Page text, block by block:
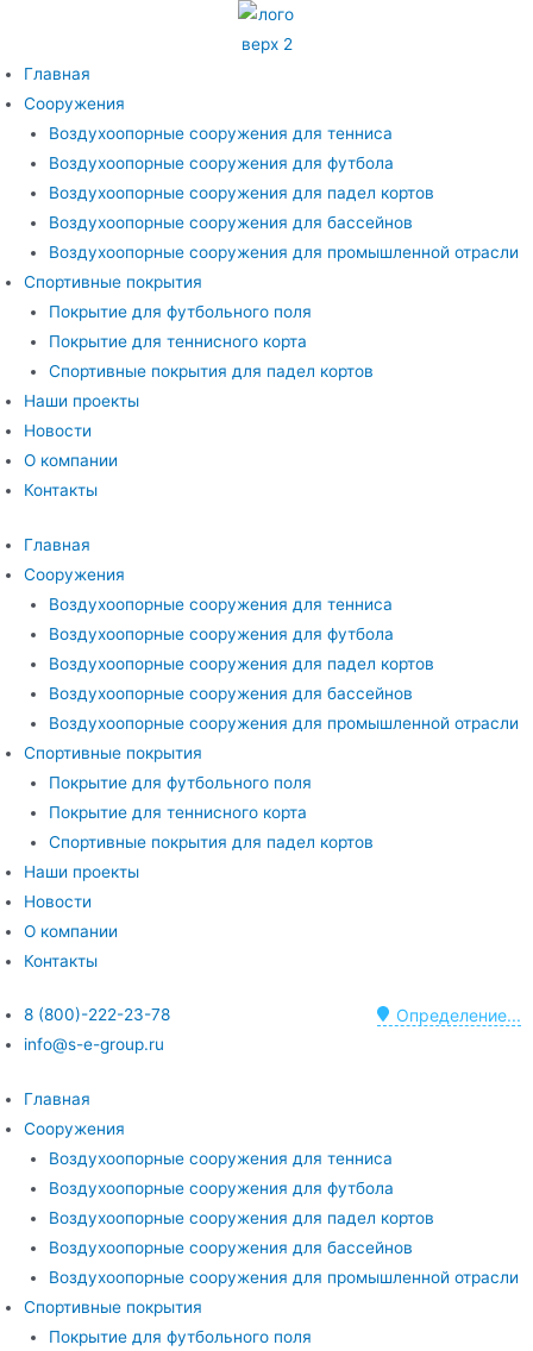
содержимому
Главная
Сооружения
Воздухоопорные сооружения для тенниса
Воздухоопорные сооружения для футбола
Воздухоопорные сооружения для падел кортов
Воздухоопорные сооружения для бассейнов
Воздухоопорные сооружения для промышленной отрасли
Спортивные покрытия
Покрытие для футбольного поля
Покрытие для теннисного корта
Спортивные покрытия для падел кортов
Наши проекты
Новости
О компании
Контакты
Главная
Сооружения
Воздухоопорные сооружения для тенниса
Воздухоопорные сооружения для футбола
Воздухоопорные сооружения для падел кортов
Воздухоопорные сооружения для бассейнов
Воздухоопорные сооружения для промышленной отрасли
Спортивные покрытия
Покрытие для футбольного поля
Покрытие для теннисного корта
Спортивные покрытия для падел кортов
Наши проекты
Новости
О компании
Контакты
Определение...
8 (800)-222-23-78
info@s-e-group.ru
Главная
Сооружения
Воздухоопорные сооружения для тенниса
Воздухоопорные сооружения для футбола
Воздухоопорные сооружения для падел кортов
Воздухоопорные сооружения для бассейнов
Воздухоопорные сооружения для промышленной отрасли
Спортивные покрытия
Покрытие для футбольного поля